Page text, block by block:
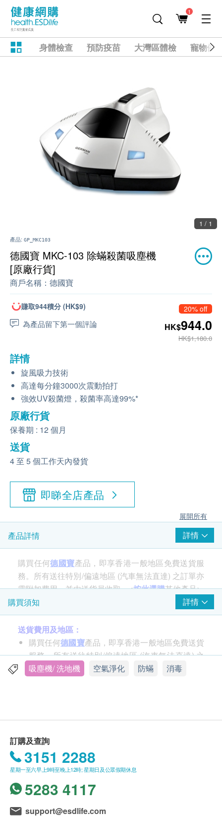
1
身體檢查 預防疫苗 大灣區體檢 寵物健
1 / 1
產品: GP_MKC103
德國寶 MKC-103 除蟎殺菌吸塵機
[原廠行貨]
商戶名稱： 德國寶
賺取944積分 (HK$9)
為產品留下第一個評論
20% off
HK$944.0
HK$1,180.0
詳情
旋風吸力技術
高達每分鐘3000次震動拍打
強效UV殺菌燈，殺菌率高達99%*
原廠行貨
保養期 : 12 個月
送貨
4 至 5 個工作天內發貨
即睇全店產品
展開所有
產品詳情 詳情
購買任何德國寶產品，即享香港一般地區免費送貨服
務。所有送往特別/偏遠地區 (汽車無法直達) 之訂單亦
需附加費用，並由送貨員收取。<按此選購其他產品>
產品特性：
高效除蟎殺菌系統，3重徹底深層清潔，讓床鋪更
潔淨，睡眠自然更安心
採用G12強勁摩打，12,000Pa高速旋風氣流能產
生強大的離心吸力，有效旋出塵蟎及過敏原，清潔
潔，確保寢具潔淨同時有效避免二次污染，加倍呵
護家人健康
產品規格：
型號 / 副型號：MKC-103
電壓：220 V
購買須知 詳情
送貨費用及地區：
購買任何德國寶產品，即享香港一般地區免費送貨
服務。所有送往特別/偏遠地區 (汽車無法直達) 之
訂單亦需附加費用，並由送貨員收取。
商品會於訂單確認付款後5個工作天由德國寶派
送，送貨時間為星期一至五(公眾假期除外)，上午
9 時至下午 6 時。(客服電郵：
repairs@germanpool.com)
送貨服務有可能因天氣、交通、地區或其他因素而
暫停或延期，送貨時間將會另作安排。
吸塵機/ 洗地機 空氣淨化 防蟎 消毒
訂購及查詢
3151 2288
星期一至六早上9時至晚上12時; 星期日及公眾假期休息
5283 4117
support@esdlife.com